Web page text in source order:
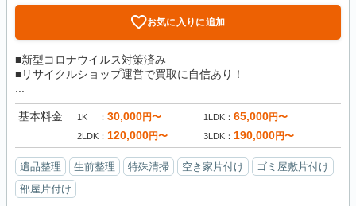
お気に入りに追加
■新型コロナウイルス対策済み
■リサイクルショップ運営で買取に自信あり！
基本料金 1K 30,000円〜 1LDK 65,000円〜
2LDK 120,000円〜 3LDK 190,000円〜
遺品整理 生前整理 特殊清掃 空き家片付け
ゴミ屋敷片付け
部屋片付け